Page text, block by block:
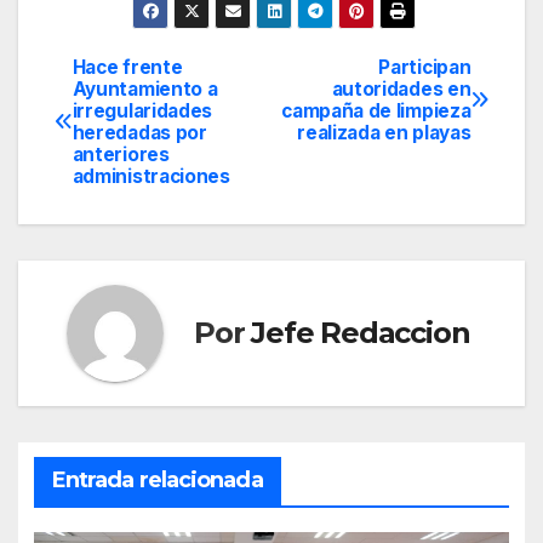
Navegación
de
entradas
Participan
autoridades en
campaña de limpieza
realizada en playas
Hace frente
Ayuntamiento a
irregularidades
heredadas por
anteriores
administraciones
PorJefe Redaccion
Entrada relacionada